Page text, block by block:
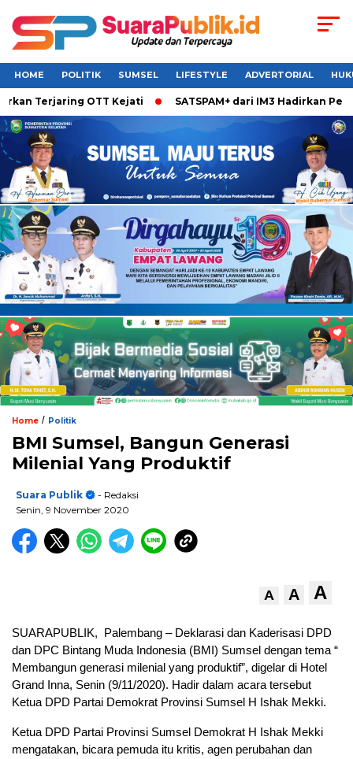
HOME POLITIK SUMSEL LIFESTYLE ADVERTORIAL
OTT Kejati SATSPAM+ dari IM3 Hadirkan
Home / Politik
BMI Sumsel, Bangun Generasi
Milenial Yang Produktif
Suara Publik
- Redaksi
Senin, 9 November 2020
A A A
SUARAPUBLIK, Palembang – Deklarasi dan Kaderisasi DPD
dan DPC Bintang Muda Indonesia (BMI) Sumsel dengan tema “
Membangun generasi milenial yang produktif”, digelar di Hotel
Grand Inna, Senin (9/11/2020). Hadir dalam acara tersebut
Ketua DPD Partai Demokrat Provinsi Sumsel H Ishak Mekki.
Ketua DPD Partai Provinsi Sumsel Demokrat H Ishak Mekki
mengatakan, bicara pemuda itu kritis, agen perubahan dan